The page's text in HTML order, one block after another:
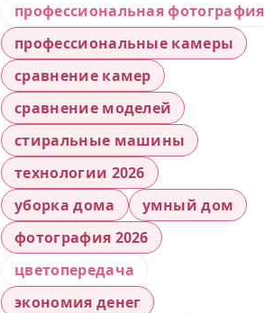
профессиональная фотография
профессиональные камеры
сравнение камер
сравнение моделей
стиральные машины
технологии 2026
уборка дома
умный дом
фотография 2026
цветопередача
экономия денег